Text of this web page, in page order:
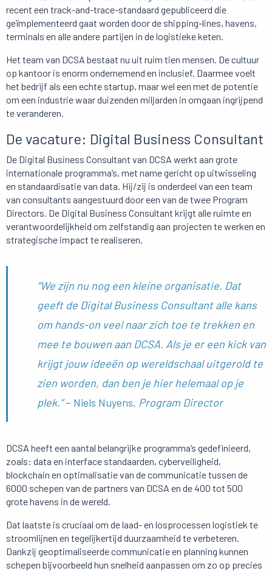
recent een track-and-trace-standaard gepubliceerd die
geïmplementeerd gaat worden door de shipping-lines, havens,
terminals en alle andere partijen in de logistieke keten.
Het team van DCSA bestaat nu uit ruim tien mensen. De cultuur
op kantoor is enorm ondernemend en inclusief. Daarmee voelt
het bedrijf als een echte startup, maar wel een met de potentie
om een industrie waar duizenden miljarden in omgaan ingrijpend
te veranderen.
De vacature: Digital Business Consultant
De Digital Business Consultant van DCSA werkt aan grote
internationale programma’s, met name gericht op uitwisseling
en standaardisatie van data. Hij/zij is onderdeel van een team
van consultants aangestuurd door een van de twee Program
Directors. De Digital Business Consultant krijgt alle ruimte en
verantwoordelijkheid om zelfstandig aan projecten te werken en
strategische impact te realiseren.
“We zijn nu nog een kleine organisatie. Dat
geeft de Digital Business Consultant alle kans
om hands-on veel naar zich toe te trekken en
mee te bouwen aan DCSA. Als je er een kick van
krijgt jouw ideeën op wereldschaal uitgerold te
zien worden, dan ben je hier helemaal op je
plek.”– Niels Nuyens, Program Director
DCSA heeft een aantal belangrijke programma’s gedefinieerd,
zoals: data en interface standaarden, cyberveiligheid,
blockchain en optimalisatie van de communicatie tussen de
6000 schepen van de partners van DCSA en de 400 tot 500
grote havens in de wereld.
Dat laatste is cruciaal om de laad- en losprocessen logistiek te
stroomlijnen en tegelijkertijd duurzaamheid te verbeteren.
Dankzij geoptimaliseerde communicatie en planning kunnen
schepen bijvoorbeeld hun snelheid aanpassen om zo op precies